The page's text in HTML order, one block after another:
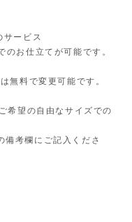
ービス
のお仕立てが可能です。
無料で変更可能です。
希望の自由なサイズでの
備考欄にご記入くださ